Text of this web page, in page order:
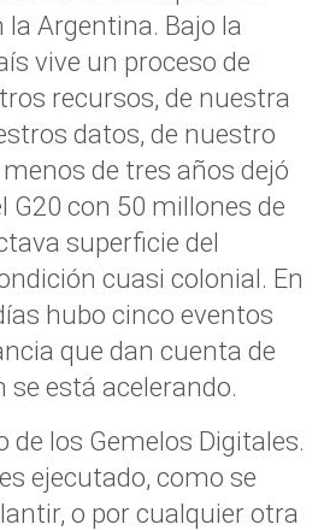
Argentina. Bajo la
vive un proceso de
recursos, de nuestra
datos, de nuestro
de tres años dejó
G20 con 50 millones de
superficie del
cuasi colonial. En
hubo cinco eventos
que dan cuenta de
está acelerando.
de los Gemelos Digitales.
ejecutado, como se
o por cualquier otra